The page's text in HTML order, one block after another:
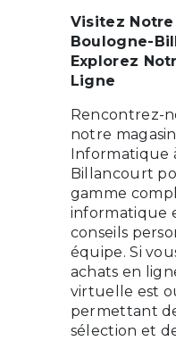
Visitez Notre
Boulogne-
Explorez
Ligne
Rencontrez-
notre
Informatique
Billancourt
gamme
informatique
conseils
équipe. Si
achats en
virtuelle est
permettant
sélection et